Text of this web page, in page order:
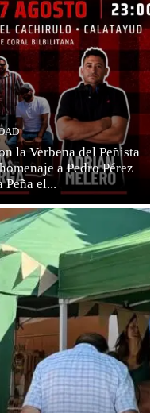
la Verbena del Peñista
a Pedro Pérez
Peña el...